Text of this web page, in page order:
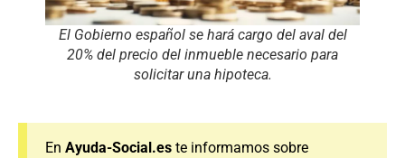
El Gobierno español se hará cargo del aval del
20% del precio del inmueble necesario para
solicitar una hipoteca.
En Ayuda-Social.es te informamos sobre